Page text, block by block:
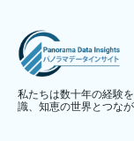
私たちは数十年の経験
識、知恵の世界とつな